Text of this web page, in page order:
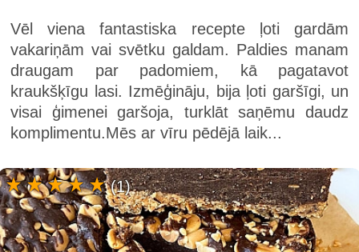
Vēl viena fantastiska recepte ļoti gardām
vakariņām vai svētku galdam. Paldies manam
draugam par padomiem, kā pagatavot
kraukšķīgu lasi. Izmēģināju, bija ļoti garšīgi, un
visai ģimenei garšoja, turklāt saņēmu daudz
komplimentu.Mēs ar vīru pēdējā laik...
(1)